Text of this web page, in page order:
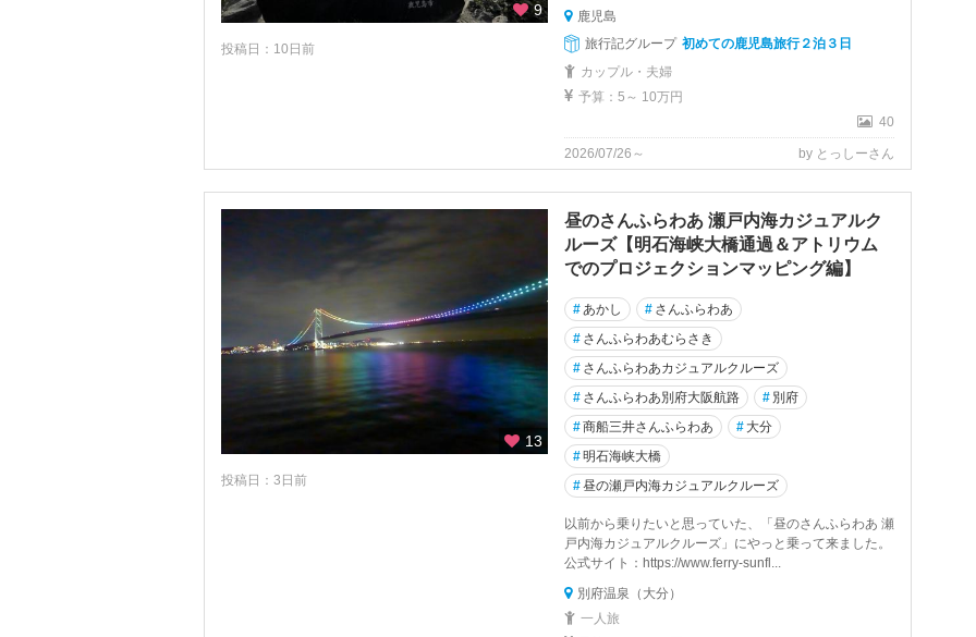
福岡
大分
宮崎
9
投稿日：10日前
鹿児島
旅行記グループ 初めての鹿児島旅行２泊３日
カップル・夫婦
予算：5～ 10万円
40
2026/07/26～ by とっしーさん
13
投稿日：3日前
昼のさんふらわあ 瀬戸内海カジュアルク
ルーズ【明石海峡大橋通過＆アトリウム
でのプロジェクションマッピング編】
#あかし # さんふらわあ
# さんふらわあむらさき
# さんふらわあカジュアルクルーズ
# さんふらわあ別府大阪航路 # 別府
#商船三井さんふらわあ # 大分
#明石海峡大橋
#昼の瀬戸内海カジュアルクルーズ
以前から乗りたいと思っていた、「昼のさんふらわあ 瀬
戸内海カジュアルクルーズ」にやっと乗って来ました。
公式サイト：https://www.ferry-sunfl...
別府温泉（大分）
一人旅